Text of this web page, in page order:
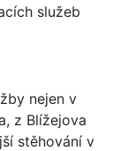
služeb
nejen v
z Blížejova
stěhování v